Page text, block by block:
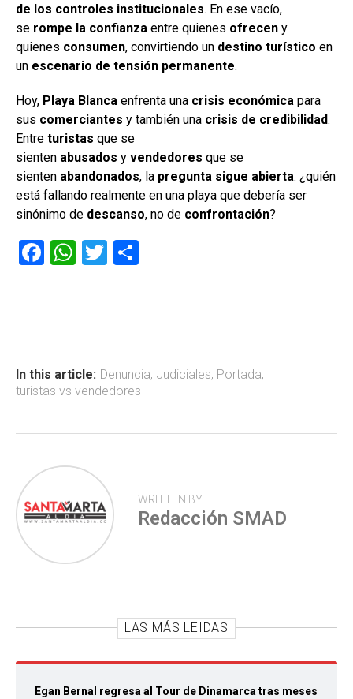
de los controles institucionales. En ese vacío,
se rompe la confianza entre quienes ofrecen y
quienes consumen, convirtiendo un destino turístico en
un escenario de tensión permanente.
Hoy, Playa Blanca enfrenta una crisis económica para
sus comerciantes y también una crisis de credibilidad.
Entre turistas que se
sienten abusados y vendedores que se
sienten abandonados, la pregunta sigue abierta: ¿quién
está fallando realmente en una playa que debería ser
sinónimo de descanso, no de confrontación?
F
ok
W
p
p
T
tir
In this article: Denuncia, Judiciales, Portada,
turistas vs vendedores
WRITTEN BY
Redacción SMAD
LAS MÁS LEIDAS
Egan Bernal regresa al Tour de Dinamarca tras meses